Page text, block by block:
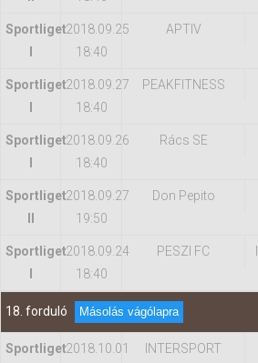
Sportliget2018.09.25
18:40
APTIV
Sportliget2018.09.27
18:40
PEAKFITNESS
Sportliget2018.09.26
18:40
Rács SE
Sportliget2018.09.27
19:50
Don Pepito
Sportliget2018.09.24
18:40
PESZI FC
18. forduló Másolás vágólapra
Sportliget2018.10.01
INTERSPORT